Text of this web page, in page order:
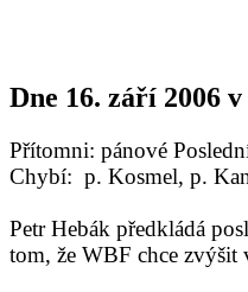
Dne 16. září 2006
Přítomni: pánové
Chybí: p. Kosmel, p.
Petr Hebák předkládá
tom, že WBF chce zvýšit